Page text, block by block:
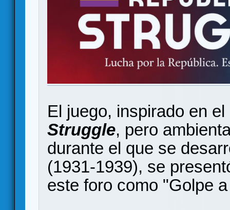
El juego, inspirado en
Struggle, pero
durante el que se
(1931-1939), se
este foro como "Golpe